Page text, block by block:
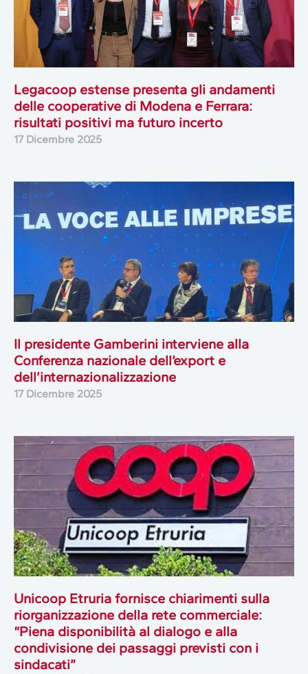
Legacoop estense presenta gli andamenti
delle cooperative di Modena e Ferrara:
risultati positivi ma futuro incerto
17 Dicembre 2025
Il presidente Gamberini interviene alla
Conferenza nazionale dell’export e
dell’internazionalizzazione
17 Dicembre 2025
Unicoop Etruria fornisce chiarimenti sulla
riorganizzazione della rete commerciale:
“Piena disponibilità al dialogo e alla
condivisione dei passaggi previsti con i
sindacati”